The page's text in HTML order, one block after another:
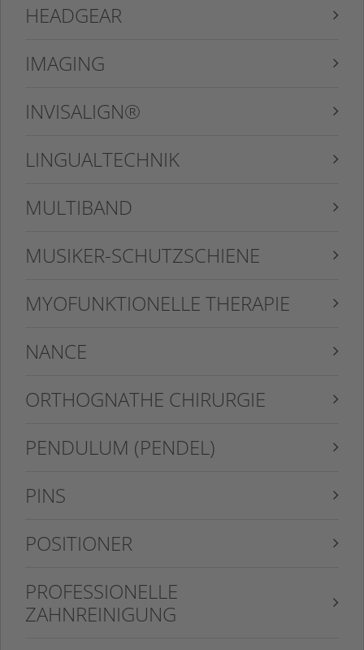
HEADGEAR
IMAGING
INVISALIGN®
LINGUALTECHNIK
MULTIBAND
MUSIKER-SCHUTZSCHIENE
MYOFUNKTIONELLE THERAPIE
NANCE
ORTHOGNATHE CHIRURGIE
PENDULUM (PENDEL)
PINS
POSITIONER
PROFESSIONELLE
ZAHNREINIGUNG